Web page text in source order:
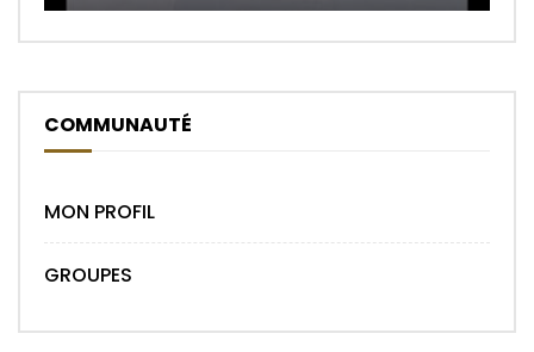
COMMUNAUTÉ
MON PROFIL
GROUPES